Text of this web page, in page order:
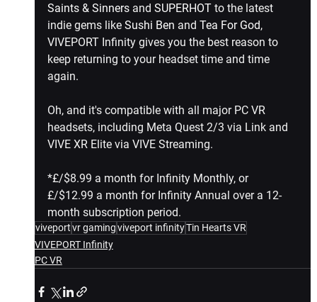
Saints & Sinners and SUPERHOT to the latest
indie gems like Sushi Ben and Tea For God,
VIVEPORT Infinity gives you the best reason to
keep returning to your headset time and time
again.
Oh, and it's compatible with all major PC VR
headsets, including Meta Quest 2/3 via Link and
VIVE XR Elite via VIVE Streaming.
*£/$8.99 a month for Infinity Monthly, or
£/$12.99 a month for Infinity Annual over a 12-
month subscription period.
viveportvr gamingviveport infinityTin Hearts VR
VIVEPORT Infinity
PC VR